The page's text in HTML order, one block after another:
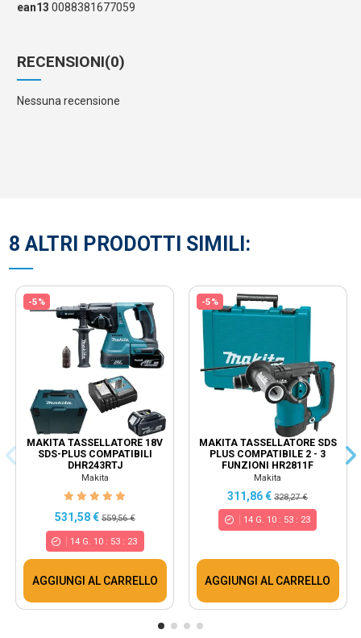
ean13 0088381677059
RECENSIONI(0)
Nessuna recensione
8 ALTRI PRODOTTI SIMILI:
-5%
MAKITA TASSELLATORE 18V
SDS-PLUS COMPATIBILI
DHR243RTJ
Makita
531,58 € 559,56 €
14 G. 10 : 53 : 22
AGGIUNGI AL CARRELLO
-5%
MAKITA TASSELLATORE SDS
PLUS COMPATIBILE 2 - 3
FUNZIONI HR2811F
Makita
311,86 €328,27 €
14G. 10: 53: 22
AGGIUNGI AL CARRELLO